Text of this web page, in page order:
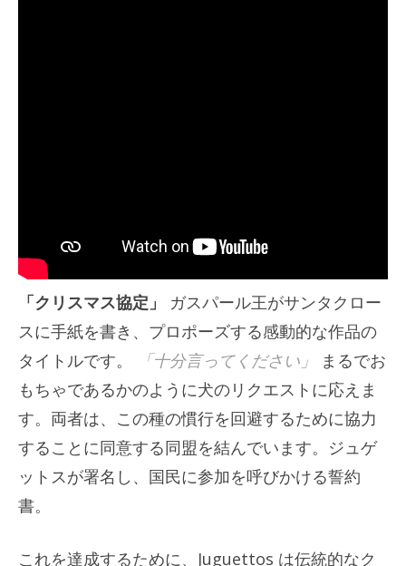
「クリスマス協定」
ガスパール王がサンタクロー
スに手紙を書き、プロポーズする感動的な作品の
タイトルです。
「十分言ってください」
まるでお
もちゃであるかのように犬のリクエストに応えま
す。両者は、この種の慣行を回避するために協力
することに同意する同盟を結んでいます。ジュゲ
ットスが署名し、国民に参加を呼びかける誓約
書。
これを達成するために、Juguettos は伝統的なク